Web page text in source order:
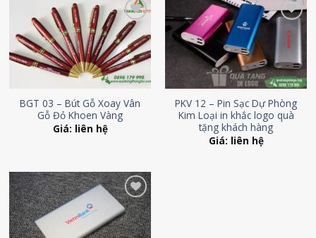
Add to
Wishlist
BGT 03 – Bút Gỗ Xoay Vân
Gỗ Đỏ Khoen Vàng
Giá: liên hệ
Add to
Wishlist
PKV 12 – Pin Sạc Dự Phòng
Kim Loại in khắc logo quà
tặng khách hàng
Giá: liên hệ
Add to
Wishlist